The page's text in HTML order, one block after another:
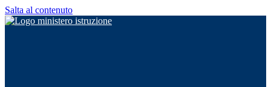
Salta al contenuto